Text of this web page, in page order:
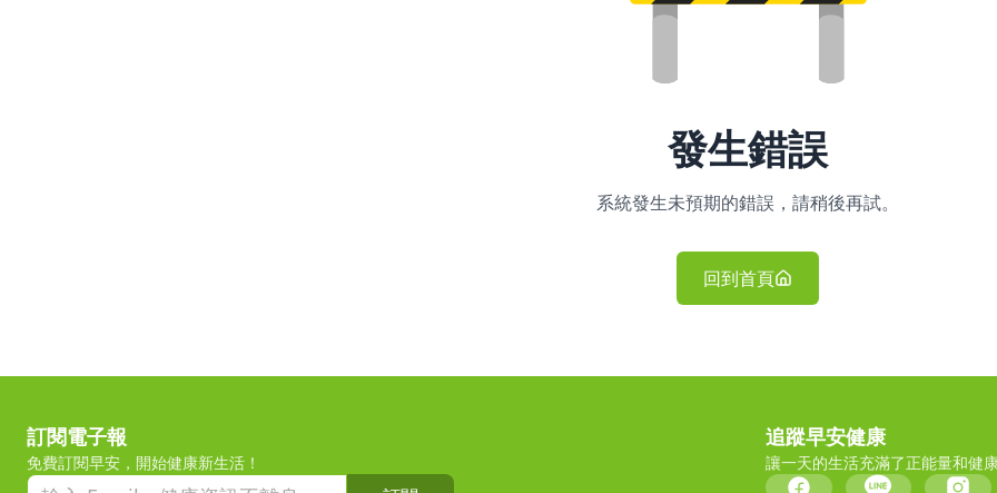
發生錯誤
系統發生未預期的錯誤，請稍後再試。
回到首頁
訂閱電子報
免費訂閱早安，開始健康新生活！
追蹤早安健康
讓一天的生活充滿了正能量和健